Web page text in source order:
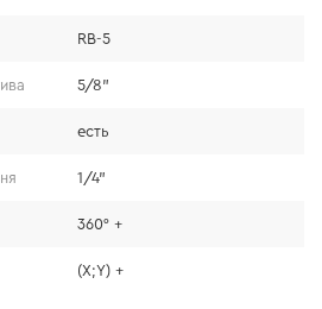
позиционирования уровня
Y и плавного поворота вокруг
крепить платформу на
RB-5
5/8"
есть
1/4"
360° +
(X;Y) +